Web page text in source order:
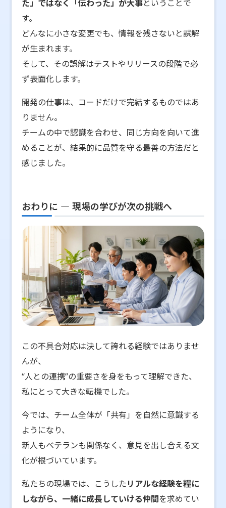
た」ではなく「伝わった」が大事ということで
す。
どんなに小さな変更でも、情報を残さないと誤解
が生まれます。
そして、その誤解はテストやリリースの段階で必
ず表面化します。
開発の仕事は、コードだけで完結するものではあ
りません。
チームの中で認識を合わせ、同じ方向を向いて進
めることが、結果的に品質を守る最善の方法だと
感じました。
おわりに ― 現場の学びが次の挑戦へ
この不具合対応は決して誇れる経験ではありませ
んが、
“人との連携”の重要さを身をもって理解できた、
私にとって大きな転機でした。
今では、チーム全体が「共有」を自然に意識する
ようになり、
新人もベテランも関係なく、意見を出し合える文
化が根づいています。
私たちの現場では、こうしたリアルな経験を糧に
しながら、一緒に成長していける仲間を求めてい